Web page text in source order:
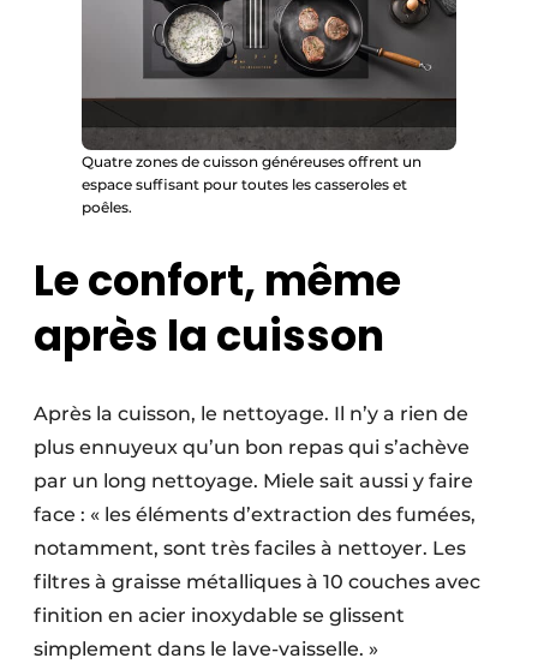
Quatre zones de cuisson généreuses offrent un
espace suffisant pour toutes les casseroles et
poêles.
Le confort, même
après la cuisson
Après la cuisson, le nettoyage. Il n’y a rien de
plus ennuyeux qu’un bon repas qui s’achève
par un long nettoyage. Miele sait aussi y faire
face : « les éléments d’extraction des fumées,
notamment, sont très faciles à nettoyer. Les
filtres à graisse métalliques à 10 couches avec
finition en acier inoxydable se glissent
simplement dans le lave-vaisselle. »